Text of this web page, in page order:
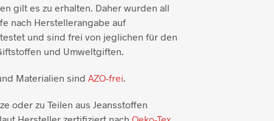
gilt es zu erhalten. Daher wurden all
nach Herstellerangabe auf
und sind frei von jeglichen für den
und Umweltgiften.
Materialien sindAZO-frei.
oder zu Teilen aus Jeansstoffen